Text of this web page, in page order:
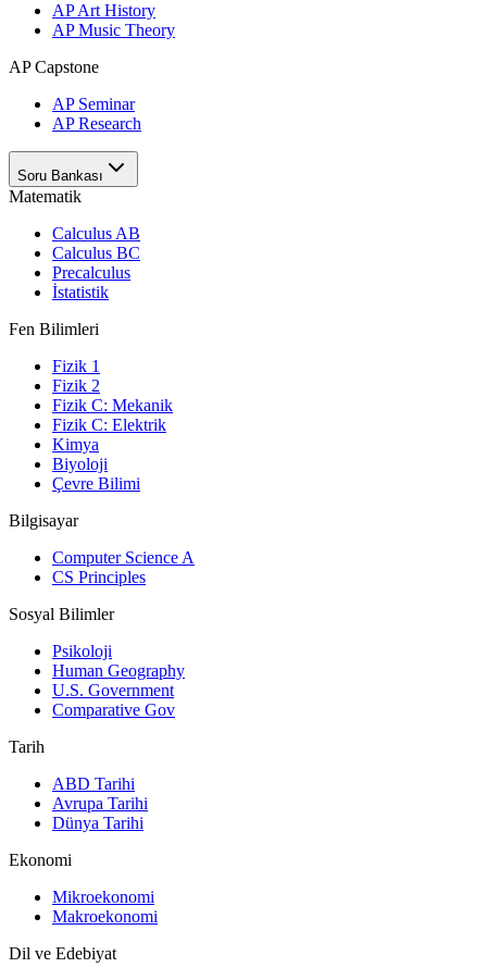
AP Art History
AP Music Theory
AP Capstone
AP Seminar
AP Research
Soru Bankası
Matematik
Calculus AB
Calculus BC
Precalculus
İstatistik
Fen Bilimleri
Fizik 1
Fizik 2
Fizik C: Mekanik
Fizik C: Elektrik
Kimya
Biyoloji
Çevre Bilimi
Bilgisayar
Computer Science A
CS Principles
Sosyal Bilimler
Psikoloji
Human Geography
U.S. Government
Comparative Gov
Tarih
ABD Tarihi
Avrupa Tarihi
Dünya Tarihi
Ekonomi
Mikroekonomi
Makroekonomi
Dil ve Edebiyat